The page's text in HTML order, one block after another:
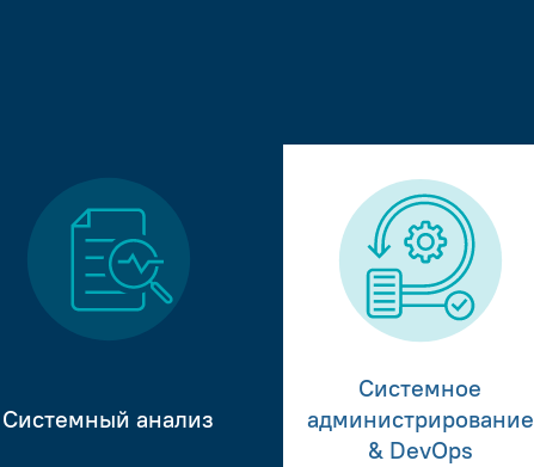
Системный анализ
Системное
администрирование
& DevOps